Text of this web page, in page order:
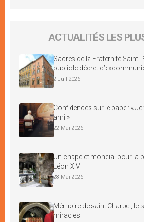
ACTUALITÉS LES
Sacres de la Fraternité Saint-
publie le décret
2 Juil 2026
Confidences sur le pape : «
ami »
22 Mai 2026
Un chapelet mondial pour la
Léon XIV
28 Mai 2026
Mémoire de saint Charbel, le
miracles